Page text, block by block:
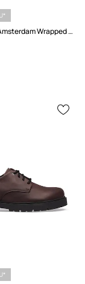
Birkenstock Amsterdam Wrapped LEVE pantofle pánské semišové